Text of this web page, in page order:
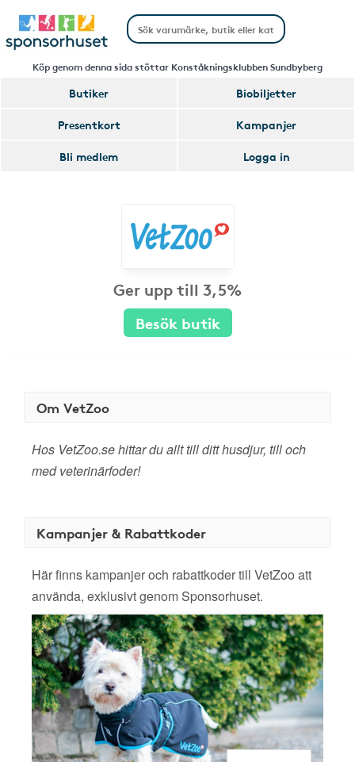
Köp genom denna sida stöttar Konståkningsklubben Sundbyberg
Butiker
Biobiljetter
Presentkort
Kampanjer
Bli medlem
Logga in
Ger upp till 3,5%
Besök butik
Om VetZoo
Hos VetZoo.se hittar du allt till ditt husdjur, till och
med veterinärfoder!
Kampanjer & Rabattkoder
Här finns kampanjer och rabattkoder till VetZoo att
använda, exklusivt genom Sponsorhuset.